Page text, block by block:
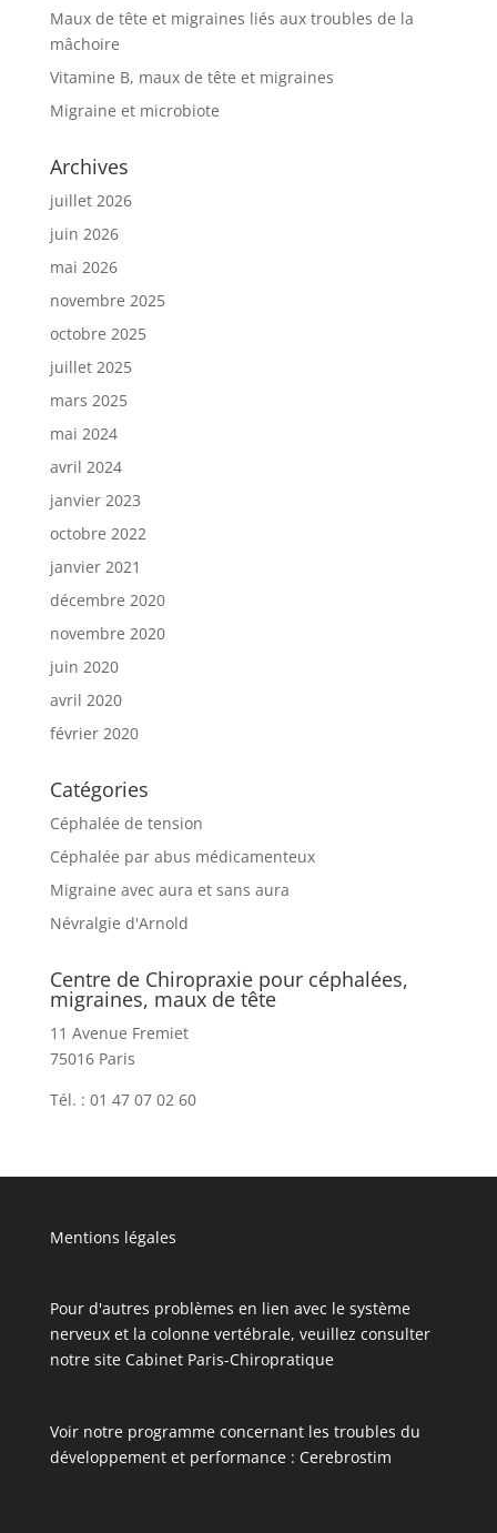
Maux de tête et migraines liés aux troubles de la
mâchoire
Vitamine B, maux de tête et migraines
Migraine et microbiote
Archives
juillet 2026
juin 2026
mai 2026
novembre 2025
octobre 2025
juillet 2025
mars 2025
mai 2024
avril 2024
janvier 2023
octobre 2022
janvier 2021
décembre 2020
novembre 2020
juin 2020
avril 2020
février 2020
Catégories
Céphalée de tension
Céphalée par abus médicamenteux
Migraine avec aura et sans aura
Névralgie d'Arnold
Centre de Chiropraxie pour céphalées,
migraines, maux de tête
11 Avenue Fremiet
75016 Paris
Tél. : 01 47 07 02 60
Mentions légales
Pour d'autres problèmes en lien avec le système
nerveux et la colonne vertébrale, veuillez consulter
notre site Cabinet Paris-Chiropratique
Voir notre programme concernant les troubles du
développement et performance : Cerebrostim